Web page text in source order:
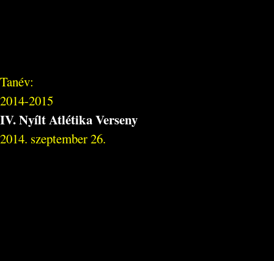
Tanév:
2014-2015
IV. Nyílt Atlétika Verseny
2014. szeptember 26.